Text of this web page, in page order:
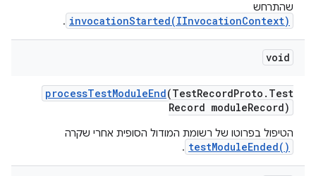
שהתרחש
invocationStarted(IInvocationContext)
.
void
processTestModuleEnd(TestRecordProto . Test
Record moduleRecord)
הטיפול בפרוטו של רשומת המודול הסופית אחרי שקרה
testModuleEnded()
.